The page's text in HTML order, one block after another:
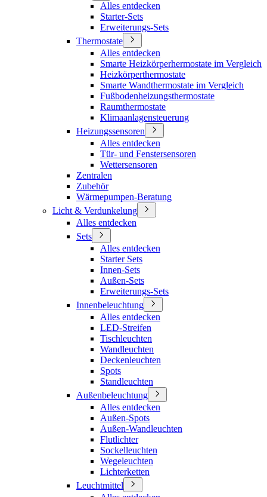
Alles entdecken
Starter-Sets
Erweiterungs-Sets
Thermostate
Alles entdecken
Smarte Heizkörperhermostate im Vergleich
Heizkörperthermostate
Smarte Wandthermostate im Vergleich
Fußbodenheizungsthermostate
Raumthermostate
Klimaanlagensteuerung
Heizungssensoren
Alles entdecken
Tür- und Fenstersensoren
Wettersensoren
Zentralen
Zubehör
Wärmepumpen-Beratung
Licht & Verdunkelung
Alles entdecken
Sets
Alles entdecken
Starter Sets
Innen-Sets
Außen-Sets
Erweiterungs-Sets
Innenbeleuchtung
Alles entdecken
LED-Streifen
Tischleuchten
Wandleuchten
Deckenleuchten
Spots
Standleuchten
Außenbeleuchtung
Alles entdecken
Außen-Spots
Außen-Wandleuchten
Flutlichter
Sockelleuchten
Wegeleuchten
Lichterketten
Leuchtmittel